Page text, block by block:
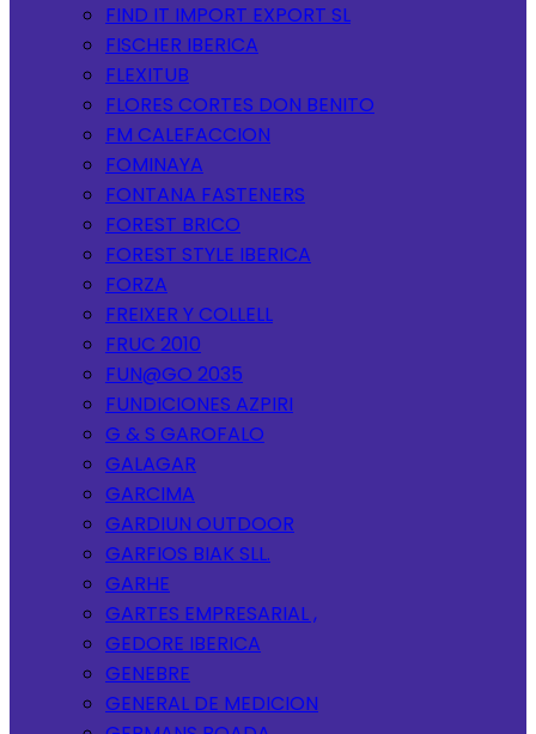
FIND IT IMPORT EXPORT SL
FISCHER IBERICA
FLEXITUB
FLORES CORTES DON BENITO
FM CALEFACCION
FOMINAYA
FONTANA FASTENERS
FOREST BRICO
FOREST STYLE IBERICA
FORZA
FREIXER Y COLLELL
FRUC 2010
FUN@GO 2035
FUNDICIONES AZPIRI
G & S GAROFALO
GALAGAR
GARCIMA
GARDIUN OUTDOOR
GARFIOS BIAK SLL.
GARHE
GARTES EMPRESARIAL ,
GEDORE IBERICA
GENEBRE
GENERAL DE MEDICION